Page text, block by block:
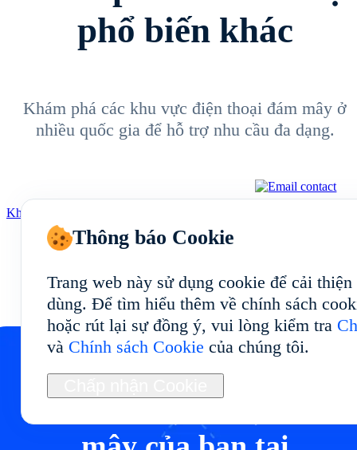
phổ biến khác
Khám phá các khu vực điện thoại đám mây ở
nhiều quốc gia để hỗ trợ nhu cầu đa dạng.
Khám phá thêm
Bắt đầu điện thoại đám
Thông báo Cookie
Trang web này sử dụng cookie để cải
dùng. Để tìm hiểu thêm về chính sách
hoặc rút lại sự đồng ý, vui lòng kiểm tra
và Chính sách Cookie của chúng tôi.